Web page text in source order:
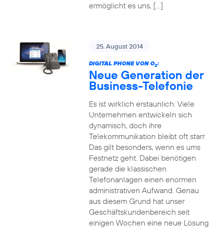
ermöglicht es uns, […]
25. August 2014
DIGITAL PHONE VON O2:
Neue Generation der
Business-Telefonie
Es ist wirklich erstaunlich: Viele
Unternehmen entwickeln sich
dynamisch, doch ihre
Telekommunikation bleibt oft starr.
Das gilt besonders, wenn es ums
Festnetz geht. Dabei benötigen
gerade die klassischen
Telefonanlagen einen enormen
administrativen Aufwand. Genau
aus diesem Grund hat unser
Geschäftskundenbereich seit
einigen Wochen eine neue Lösung